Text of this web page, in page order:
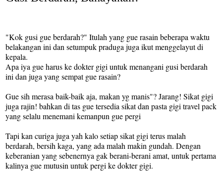
"Kok gusi gue berdarah?" Itulah yang gue rasain beberapa waktu
belakangan ini dan setumpuk praduga juga ikut menggelayut di
kepala.
Apa iya gue harus ke dokter gigi untuk menangani gusi berdarah
ini dan juga yang sempat guerasain?
Gue sih merasa baik-baik aja, makan yg manis"? Jarang! Sikat gigi
juga rajin! bahkan di tas gue tersedia sikat dan pasta gigi travel pack
yang selalu menemani kemanpun gue pergi
Tapi kan curiga juga yah kalo setiap sikat gigi terus malah
berdarah, bersih kaga, yang ada malah makin gundah. Dengan
keberanian yang sebenernya gak berani-berani amat, untuk pertama
kalinya gue mutusin untuk pergi ke dokter gigi.